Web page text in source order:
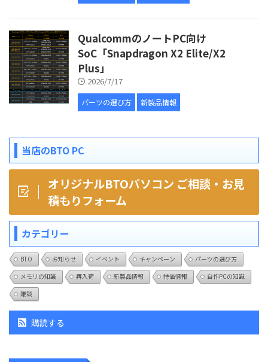
QualcommのノートPC向け
SoC「Snapdragon X2 Elite/X2
Plus」
2026/7/17
パーツの選び方 新製品情報
当店のBTO PC
オリジナルBTOパソコン ご相談・お見
積もりフォーム
カテゴリー
BTO お知らせ イベント キャンペーン
パーツの選び方
メモリの知識
再入荷 新製品情報 特価情報
自作PCの知識
雑談
購読する